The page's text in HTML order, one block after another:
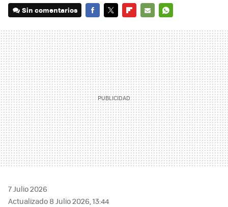
Sin comentarios
MAIL
7 Julio 2026
Actualizado 8 Julio 2026, 13:44